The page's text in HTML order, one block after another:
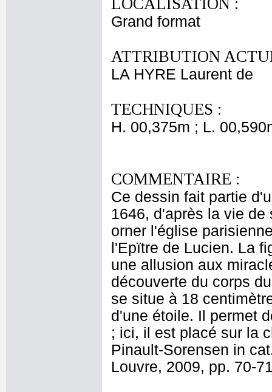
LOCALISATION :
Grand format
ATTRIBUTION
LA HYRE Laurent de
TECHNIQUES :
H. 00,375m ; L.
COMMENTAIRE :
Ce dessin fait partie
1646, d'après la vie
orner l'église
l'Epïtre de Lucien. La
une allusion aux
découverte du corps
se situe à 18
d'une étoile. Il permet
; ici, il est placé sur la
Pinault-Sorensen in
Louvre, 2009, pp. 70-